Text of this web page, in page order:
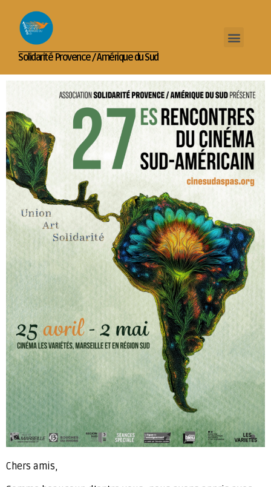
Solidarité Provence / Amérique du Sud
Chers amis,